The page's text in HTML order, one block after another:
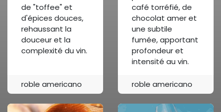
de "toffee" et
d'épices douces,
rehaussant la
douceur et la
complexité du vin.
roble americano
café torréfié, de
chocolat amer et
une subtile
fumée, apportant
profondeur et
intensité au vin.
roble americano